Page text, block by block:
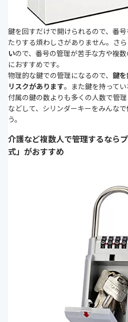
鍵を回すだけで開けられるので、番
たりする煩わしさがありません。さ
いので、番号の管理が苦手な方や複
におすすめです。
物理的な鍵での管理になるので、 鍵
リスクがあります。また鍵を持ってい
付属の鍵の数よりも多くの人数で管
などして、シリンダーキーをみんな
う。
介護など複数人で管理するなら
式」がおすすめ